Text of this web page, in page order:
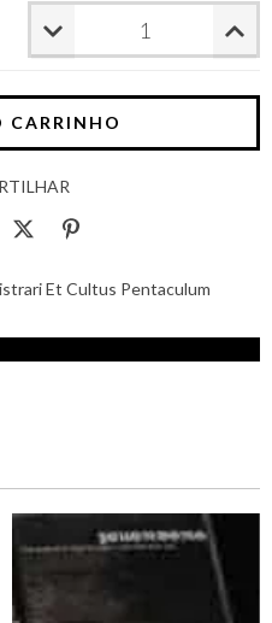
Et Cultus Pentaculum